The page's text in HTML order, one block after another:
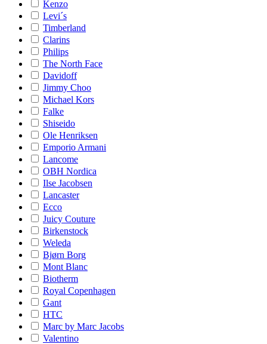
Kenzo
Levi´s
Timberland
Clarins
Philips
The North Face
Davidoff
Jimmy Choo
Michael Kors
Falke
Shiseido
Ole Henriksen
Emporio Armani
Lancome
OBH Nordica
Ilse Jacobsen
Lancaster
Ecco
Juicy Couture
Birkenstock
Weleda
Bjørn Borg
Mont Blanc
Biotherm
Royal Copenhagen
Gant
HTC
Marc by Marc Jacobs
Valentino